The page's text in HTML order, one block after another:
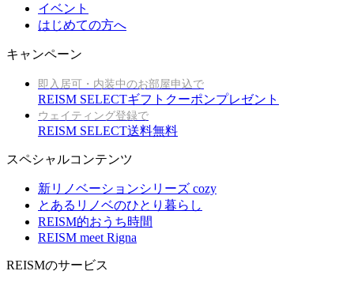
イベント
はじめての方へ
キャンペーン
即入居可・内装中のお部屋申込で
REISM SELECTギフトクーポンプレゼント
ウェイティング登録で
REISM SELECT送料無料
スペシャルコンテンツ
新リノベーションシリーズ cozy
とあるリノベのひとり暮らし
REISM的おうち時間
REISM meet Rigna
REISMのサービス